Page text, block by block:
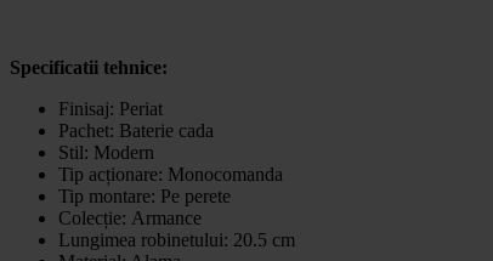
Specificatii tehnice:
Finisaj: Periat
Pachet: Baterie cada
Stil: Modern
Tip acționare: Monocomanda
Tip montare: Pe perete
Colecție: Armance
Lungimea robinetului: 20.5 cm